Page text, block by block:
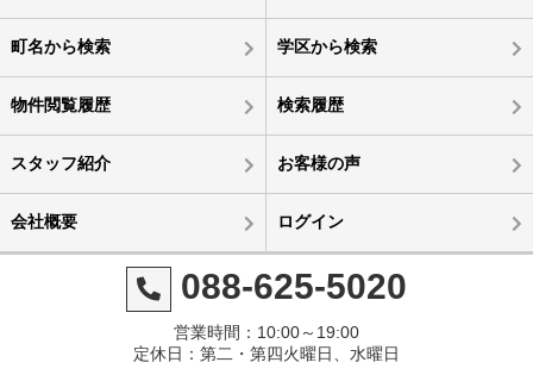
町名から検索 学区から検索
物件閲覧履歴 検索履歴
スタッフ紹介 お客様の声
会社概要 ログイン
088-625-5020
営業時間：10:00～19:00
定休日：第二・第四火曜日、水曜日